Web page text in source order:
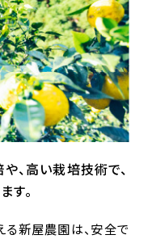
、高い栽培技術で、
す。
新屋農園は、安全で